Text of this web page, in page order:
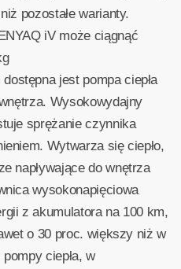
pozostałe warianty.
iV może ciągnąć
jest pompa ciepła
Wysokowydajny
sprężanie czynnika
Wytwarza się ciepło,
napływające do wnętrza
wysokonapięciowa
z akumulatora na 100 km,
o 30 proc. większy niż w
ciepła, w